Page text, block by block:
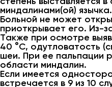
миндалинами(ой) язычка.
Больной не может
приоткрывает его. Из-
Также при осмотре
40 °C, одутловатость
шеи. При ее пальпации
области миндалин.
Если имеется
встречается в 9 из 10